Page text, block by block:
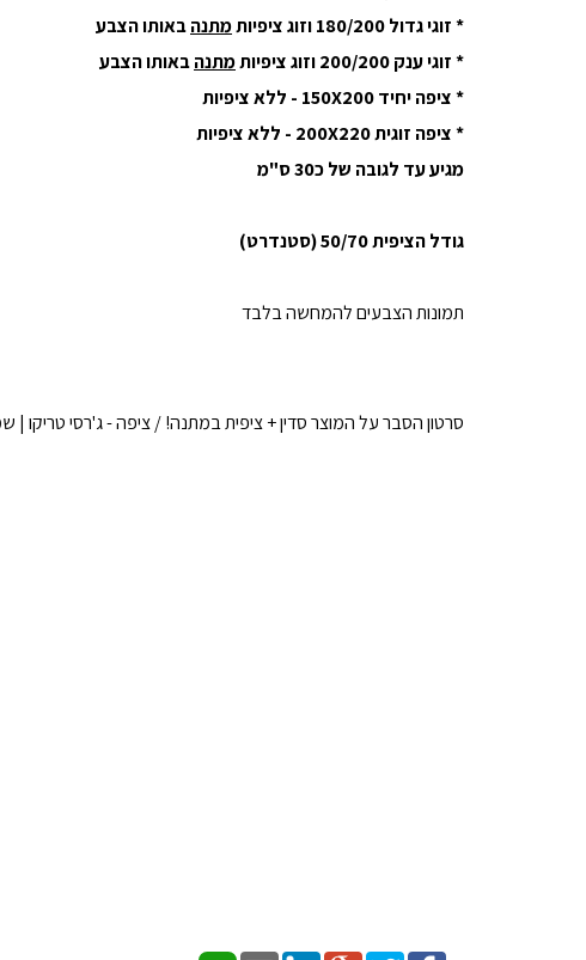
* זוגי גדול 180/200 וזוג ציפיות
מתנהבאותו הצבע
* זוגי ענק 200/200 וזוג ציפיות
מתנהבאותו הצבע
* ציפה יחיד 150X200 - ללא ציפיות
* ציפה זוגית 200X220 - ללא ציפיות
מגיע עד לגובה של כ30 ס"מ
גודל הציפית 50/70 (סטנדרט)
תמונות הצבעים להמחשה בלבד
סרטון הסבר על המוצר סדין + ציפית במתנה! / ציפה - ג'רסי טריקו |